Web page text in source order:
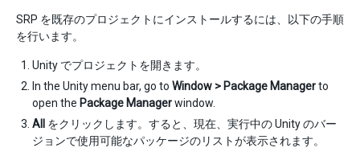
SRP を既存のプロジェクトにインストールするには、以下の手順
を行います。
Unity でプロジェクトを開きます。
In the Unity menu bar, go to Window > Package Managerto
open the Package Managerwindow.
All
をクリックします。すると、現在、実行中の Unity のバー
ジョンで使用可能なパッケージのリストが表示されます。